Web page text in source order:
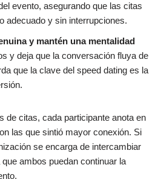
evento, asegurando que las citas
adecuado y sin interrupciones.
y mantén una mentalidad
y deja que la conversación fluya de
que la clave del speed dating es la
de citas, cada participante anota en
las que sintió mayor conexión. Si
se encarga de intercambiar
ambos puedan continuar la